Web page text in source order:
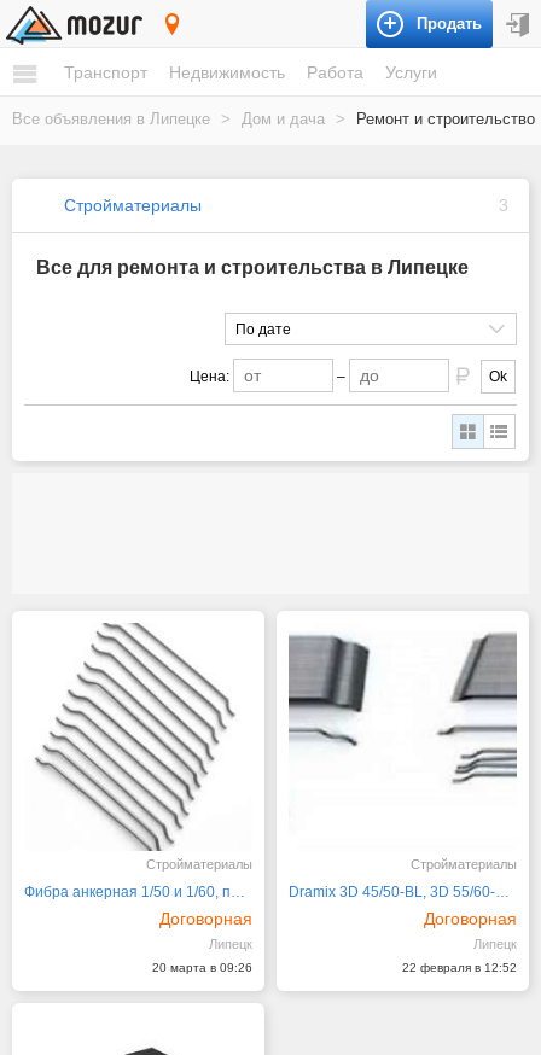
Продать
Транспорт Недвижимость Работа Услуги
Все объявления в Липецке > Дом и дача > Ремонт и строительство
Стройматериалы 3
Все для ремонта и строительства в Липецке
По дате
Цена: – Ok
Стройматериалы
Фибра анкерная 1/50 и 1/60, проволочная
Договорная
Липецк
20 марта в 09:26
Стройматериалы
Dramix 3D 45/50-BL, 3D 55/60-BL, 4D 55/60-BL. Фибра
Договорная
Липецк
22 февраля в 12:52